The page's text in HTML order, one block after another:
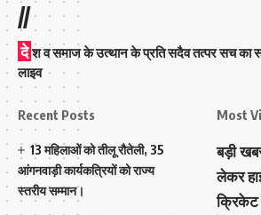
//
दे श व समाज के उत्थान के प्रति सदैव तत्पर सच का
लाइव
Recent Posts
13 महिलाओं को तीलू रौतेली, 35
आंगनवाड़ी कार्यकत्रियों को राज्य
स्तरीय सम्मान।
Most
बड़ी
लेकर
क्रिकेट